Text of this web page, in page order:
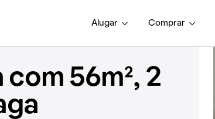
Alugar Comprar
com 56m², 2